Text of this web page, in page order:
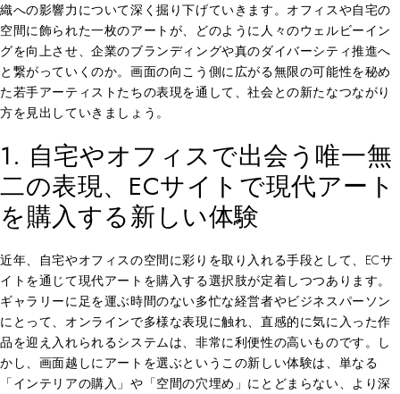
織への影響力について深く掘り下げていきます。オフィスや自宅の
空間に飾られた一枚のアートが、どのように人々のウェルビーイン
グを向上させ、企業のブランディングや真のダイバーシティ推進へ
と繋がっていくのか。画面の向こう側に広がる無限の可能性を秘め
た若手アーティストたちの表現を通して、社会との新たなつながり
方を見出していきましょう。
1. 自宅やオフィスで出会う唯一無
二の表現、ECサイトで現代アート
を購入する新しい体験
近年、自宅やオフィスの空間に彩りを取り入れる手段として、ECサ
イトを通じて現代アートを購入する選択肢が定着しつつあります。
ギャラリーに足を運ぶ時間のない多忙な経営者やビジネスパーソン
にとって、オンラインで多様な表現に触れ、直感的に気に入った作
品を迎え入れられるシステムは、非常に利便性の高いものです。し
かし、画面越しにアートを選ぶというこの新しい体験は、単なる
「インテリアの購入」や「空間の穴埋め」にとどまらない、より深